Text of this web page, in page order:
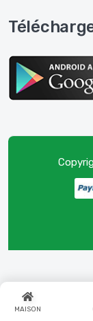
MAISON